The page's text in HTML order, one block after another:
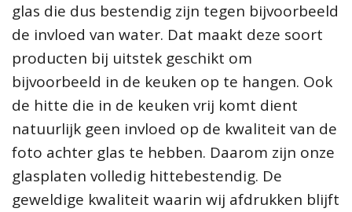
glas die dus bestendig zijn tegen bijvoorbeeld
de invloed van water. Dat maakt deze soort
producten bij uitstek geschikt om
bijvoorbeeld in de keuken op te hangen. Ook
de hitte die in de keuken vrij komt dient
natuurlijk geen invloed op de kwaliteit van de
foto achter glas te hebben. Daarom zijn onze
glasplaten volledig hittebestendig. De
geweldige kwaliteit waarin wij afdrukken blijft